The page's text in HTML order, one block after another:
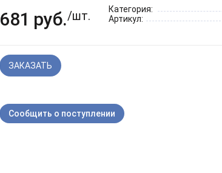
681 руб./шт. Категория:
Артикул:
ЗАКАЗАТЬ
Сообщить о поступлении